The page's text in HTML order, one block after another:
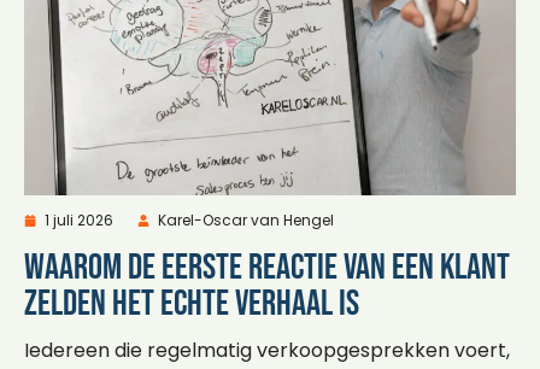
1 juli 2026 Karel-Oscar van Hengel
Waarom de eerste reactie van een klant
zelden het echte verhaal is
Iedereen die regelmatig verkoopgesprekken voert,